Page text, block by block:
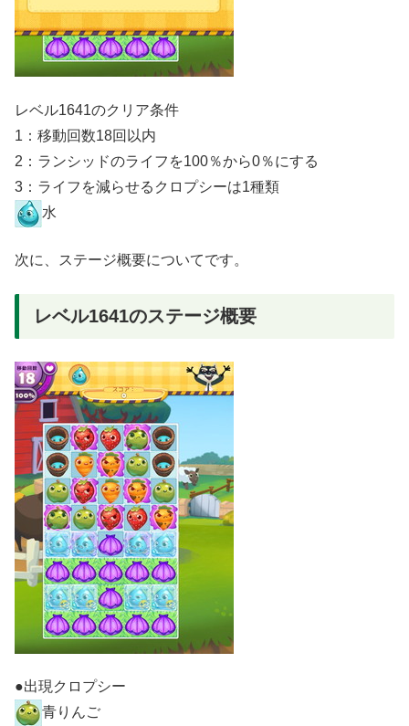
レベル1641のクリア条件
1：移動回数18回以内
2：ランシッドのライフを100％から0％にする
3：ライフを減らせるクロプシーは1種類
水
次に、ステージ概要についてです。
レベル1641のステージ概要
●出現クロプシー
青りんご